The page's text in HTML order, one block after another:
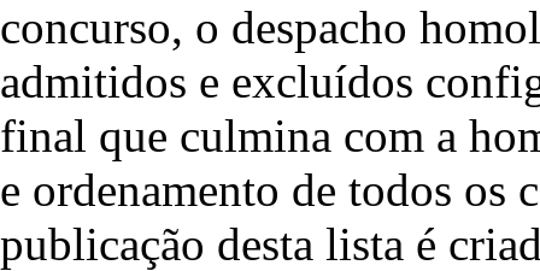
concurso, o despacho
admitidos e excluídos
final que culmina com a
e ordenamento de todos os
publicação desta lista é